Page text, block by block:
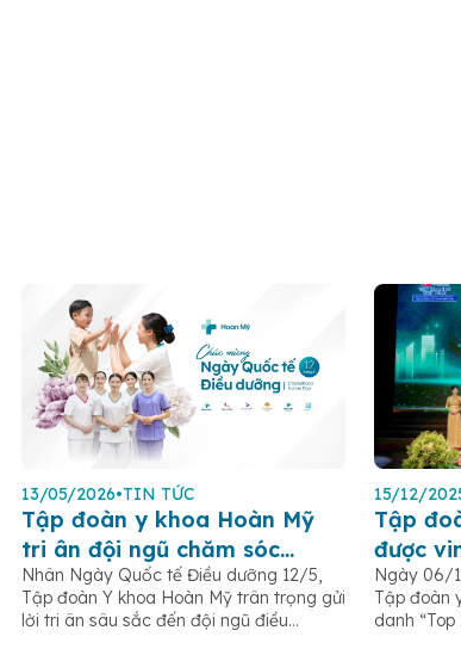
13/05/2026•TIN TỨC
Tập đoàn y khoa Hoàn Mỹ
tri ân đội ngũ chăm sóc
người bệnh nhân Ngày Quốc
tế Điều dưỡng 12/5
Nhân Ngày Quốc tế Điều dưỡng 12/5,
Tập đoàn Y khoa Hoàn Mỹ trân trọng gửi
lời tri ân sâu sắc đến đội ngũ điều
15/12/
Tập
được
hàng
Ngày 06/
Tập đoàn
danh